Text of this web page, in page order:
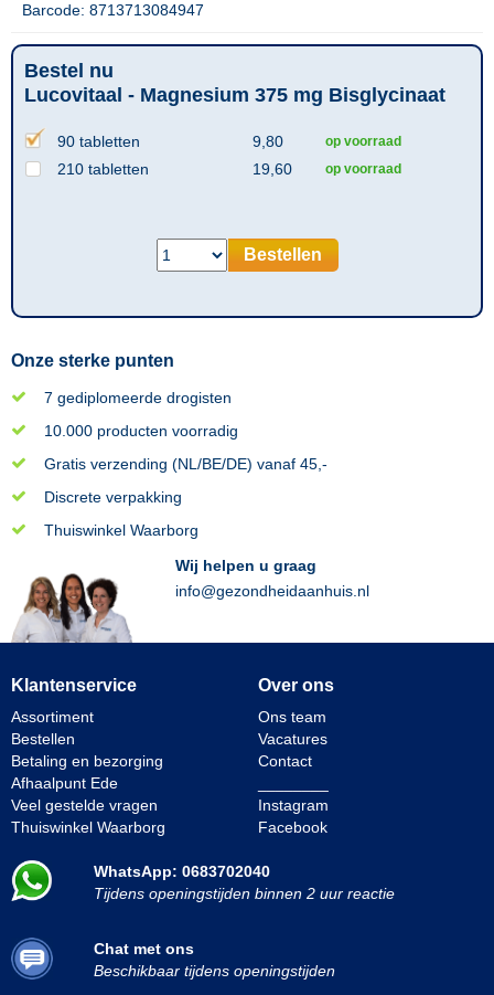
Barcode: 8713713084947
Bestel nu
Lucovitaal - Magnesium 375 mg Bisglycinaat
90 tabletten 9,80 op voorraad
210 tabletten 19,60 op voorraad
Bestellen
Onze sterke punten
7 gediplomeerde drogisten
10.000 producten voorradig
Gratis verzending (NL/BE/DE) vanaf 45,-
Discrete verpakking
Thuiswinkel Waarborg
Wij helpen u graag
info@gezondheidaanhuis.nl
Klantenservice
Assortiment
Bestellen
Betaling en bezorging
Afhaalpunt Ede
Veel gestelde vragen
Thuiswinkel Waarborg
Over ons
Ons team
Vacatures
Contact
Instagram
Facebook
WhatsApp: 0683702040
Tijdens openingstijden binnen 2 uur reactie
Chat met ons
Beschikbaar tijdens openingstijden